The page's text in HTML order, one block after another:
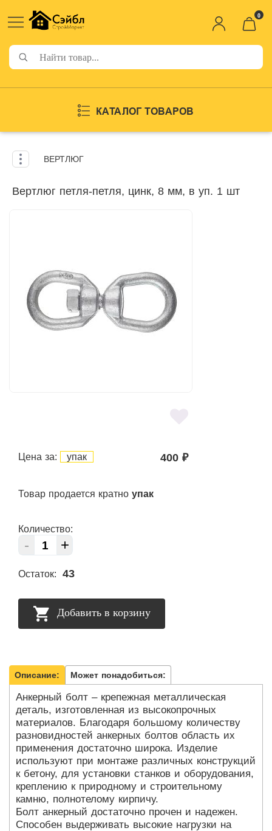
0
КАТАЛОГ ТОВАРОВ
ВЕРТЛЮГ
Вертлюг петля-петля, цинк, 8 мм, в уп. 1 шт
Цена за: упак 400 ₽
Товар продается кратно упак
Количество:
- +
Остаток: 43
Добавить в корзину
Описание: Может понадобиться:
Анкерный болт – крепежная металлическая
деталь, изготовленная из высокопрочных
материалов. Благодаря большому количеству
разновидностей анкерных болтов область их
применения достаточно широка. Изделие
используют при монтаже различных конструкций
к бетону, для установки станков и оборудования,
креплению к природному и строительному
камню, полнотелому кирпичу.
Болт анкерный достаточно прочен и надежен.
Способен выдерживать высокие нагрузки на